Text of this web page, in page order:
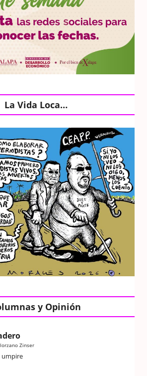
La Vida Loca…
y Opinión
Zinser
umpire